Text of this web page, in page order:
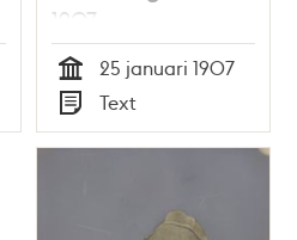
1907
Tid
25 januari 1907
Typ
Text